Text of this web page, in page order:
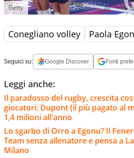
Getty
Conegliano volley Paola
Seguici su: Google Discover Fonti
Leggi anche:
Il paradosso del rugby, crescita
giocatori: Dupont (il più pagato al
1,4 milioni all'anno
Lo sgarbo di Orro a Egonu? Il
Team senza allenatore e pensa a
Milano